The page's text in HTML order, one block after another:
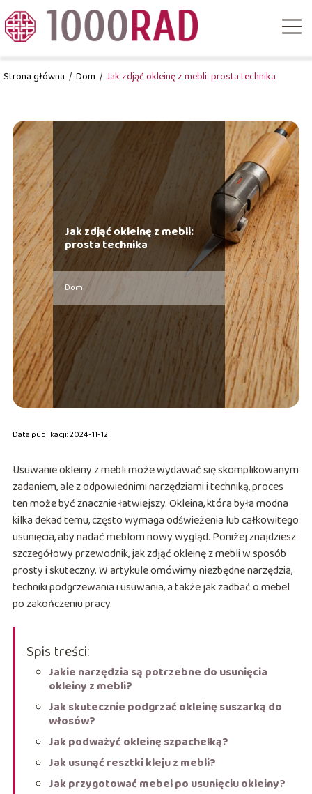
Strona główna / Dom / Jak zdjąć okleinę z mebli: prosta technika
Jak zdjąć okleinę z mebli:
prosta technika
Dom
Data publikacji: 2024-11-12
Usuwanie okleiny z mebli może wydawać się skomplikowanym
zadaniem, ale z odpowiednimi narzędziami i techniką, proces
ten może być znacznie łatwiejszy. Okleina, która była modna
kilka dekad temu, często wymaga odświeżenia lub całkowitego
usunięcia, aby nadać meblom nowy wygląd. Poniżej znajdziesz
szczegółowy przewodnik, jak zdjąć okleinę z mebli w sposób
prosty i skuteczny. W artykule omówimy niezbędne narzędzia,
techniki podgrzewania i usuwania, a także jak zadbać o mebel
po zakończeniu pracy.
Spis treści:
Jakie narzędzia są potrzebne do usunięcia
okleiny z mebli?
Jak skutecznie podgrzać okleinę suszarką do
włosów?
Jak podważyć okleinę szpachelką?
Jak usunąć resztki kleju z mebli?
Jak przygotować mebel po usunięciu okleiny?